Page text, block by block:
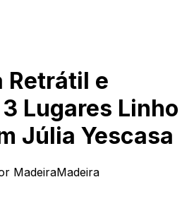
Retrátil e
Lugares Linho
Júlia Yescasa
MadeiraMadeira